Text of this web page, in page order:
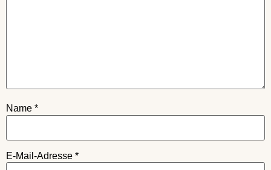
Name *
E-Mail-Adresse *